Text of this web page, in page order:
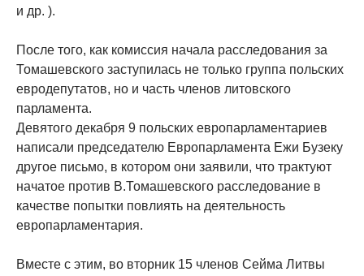
и др. ).
После того, как комиссия начала расследования за
Томашевского заступилась не только группа польских
евродепутатов, но и часть членов литовского
парламента.
Девятого декабря 9 польских европарламентариев
написали председателю Европарламента Ежи Бузеку
другое письмо, в котором они заявили, что трактуют
начатое против В.Томашевского расследование в
качестве попытки повлиять на деятельность
европарламентария.
Вместе с этим, во вторник 15 членов Сейма Литвы